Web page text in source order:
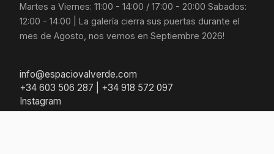
Martes a Viernes: 11:00 - 14:00 / 17:00 - 20:00 Sabados:
12:00 - 14:00 | La galería cierra sus puertas durante el
mes de Agosto, nos vemos en Septiembre 2026!
info@espaciovalverde.com
+34 603 506 287 | +34 918 572 097
Instagram